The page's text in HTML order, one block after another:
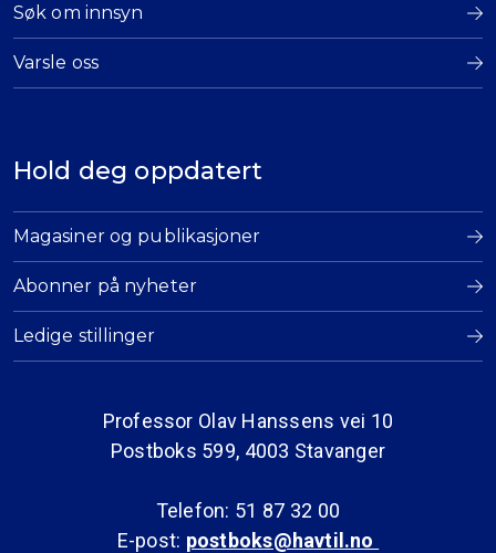
Søk om innsyn
Varsle oss
Hold deg oppdatert
Magasiner og publikasjoner
Abonner på nyheter
Ledige stillinger
Professor Olav Hanssens vei 10
Postboks 599, 4003 Stavanger
Telefon: 51 87 32 00
E-post: postboks@havtil.no